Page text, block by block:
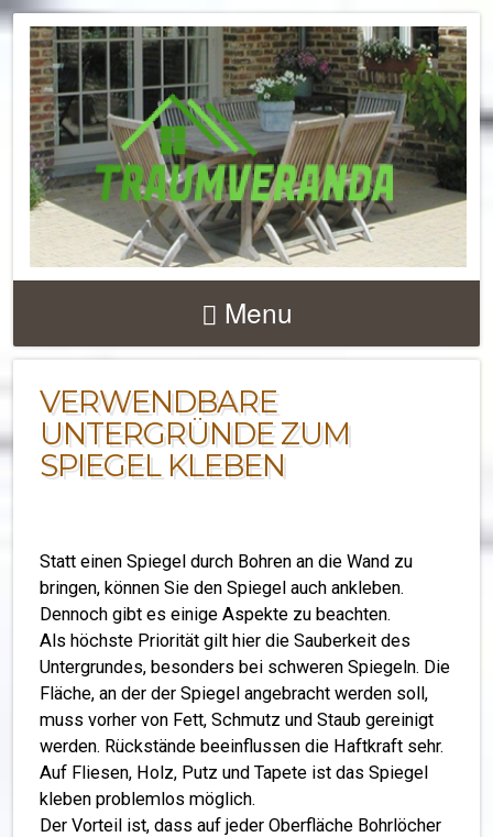
NACHRICHTEN UND
ZU
UND VERANDEN
Menu
VERWENDBARE
UNTERGRÜNDE ZUM
SPIEGEL KLEBEN
Statt einen Spiegel durch Bohren an die Wand zu
bringen, können Sie den Spiegel auch ankleben.
Dennoch gibt es einige Aspekte zu beachten.
Als höchste Priorität gilt hier die Sauberkeit des
Untergrundes, besonders bei schweren Spiegeln. Die
Fläche, an der der Spiegel angebracht werden soll,
muss vorher von Fett, Schmutz und Staub gereinigt
werden. Rückstände beeinflussen die Haftkraft sehr.
Auf Fliesen, Holz, Putz und Tapete ist das Spiegel
kleben problemlos möglich.
Der Vorteil ist, dass auf jeder Oberfläche Bohrlöcher